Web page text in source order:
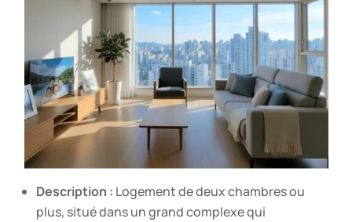
Description : Logement de deux chambres ou
plus, situé dans un grand complexe qui